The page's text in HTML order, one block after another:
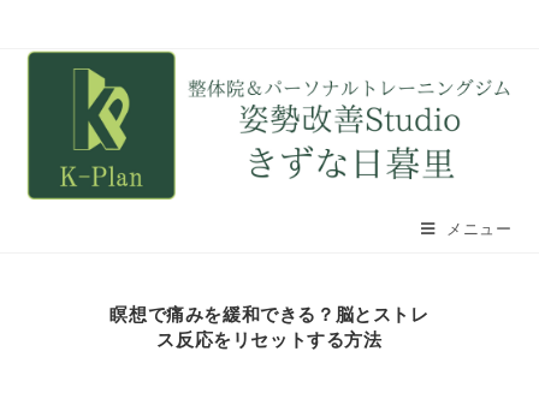
メニュー
瞑想で痛みを緩和できる？脳とストレ
ス反応をリセットする方法